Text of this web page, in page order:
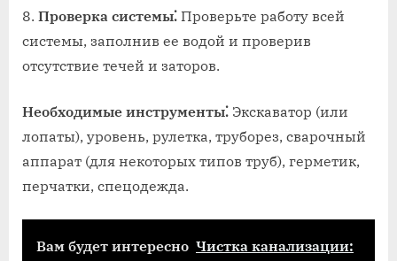
Проверка системы⁚ Проверьте работу всей
системы‚ заполнив ее водой и проверив
отсутствие течей и заторов.
Необходимые инструменты⁚ Экскаватор (или
лопаты)‚ уровень‚ рулетка‚ труборез‚ сварочный
аппарат (для некоторых типов труб)‚ герметик‚
перчатки‚ спецодежда.
Вам будет интересно Чистка канализации: